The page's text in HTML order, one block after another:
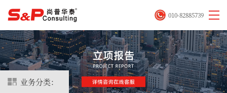
业务分类：
010-82885739